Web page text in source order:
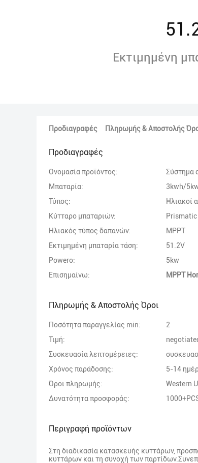
Εκτιμημένη
Προδιαγραφές Πληρωμής & Αποστολής
Προδιαγραφές
Ονομασία προϊόντος:
Σύστημα
Μπαταρία:
3kwh/
Τύπος:
Ηλιακοί
Κύτταρο μπαταριών:
Prismatic
Ηλιακός τύπος δαπανών:
MPPT
Εκτιμημένη μπαταρία τάση:
51.2V
Powero:
5kw
Επισημαίνω:
MPPT
Πληρωμής & Αποστολής Όροι
Ποσότητα παραγγελίας min:
2
Τιμή:
Συσκευασία λεπτομέρειες:
Χρόνος παράδοσης:
5-14
Όροι πληρωμής:
Western
Δυνατότητα προσφοράς:
Περιγραφή προϊόντων
Στη διαδικασία κατασκευής κυττάρων,
κυττάρων και τη συνοχή των